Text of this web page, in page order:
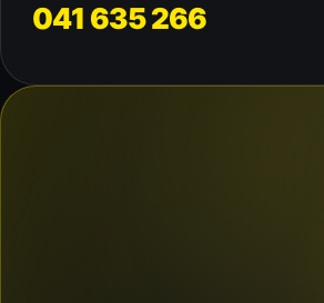
041 635 266